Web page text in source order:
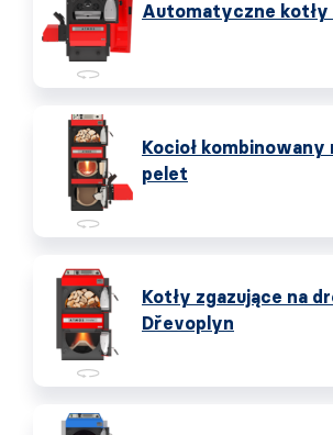
Automatyczne kotły
Kocioł kombinowany
pelet
Kotły zgazujące na
Dřevoplyn